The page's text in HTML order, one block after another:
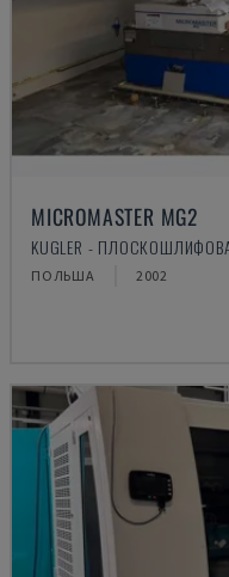
MICROMASTER MG2
KUGLER -
ПОЛЬША 2002